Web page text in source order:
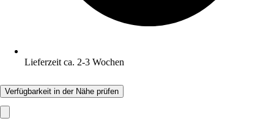
Lieferzeit ca. 2-3 Wochen
Verfügbarkeit in der Nähe prüfen